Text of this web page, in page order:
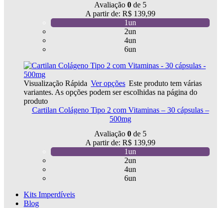
Avaliação 0 de 5
A partir de: R$ 139,99
1un
2un
4un
6un
Visualização Rápida Ver opções Este produto tem várias
variantes. As opções podem ser escolhidas na página do
produto
Cartilan Colágeno Tipo 2 com Vitaminas – 30 cápsulas –
500mg
Avaliação 0 de 5
A partir de: R$ 139,99
1un
2un
4un
6un
Kits Imperdíveis
Blog